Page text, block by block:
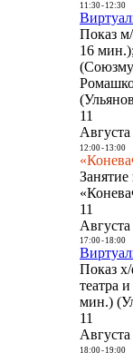
11:30- 12:30
Показ
16
11
Августа
12:00- 13:00
11
Августа
17:00- 18:00
Показ
театра
мин.)
11
Августа
18:00- 19:00